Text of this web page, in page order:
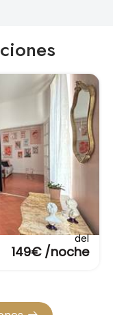
del
149€ /noche